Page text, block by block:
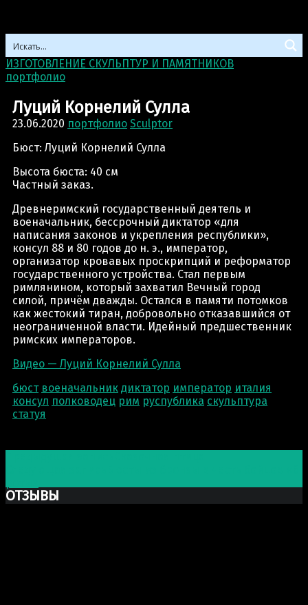
ИЗГОТОВЛЕНИЕ СКУЛЬПТУР И ПАМЯТНИКОВ
портфолио
Луций Корнелий Сулла
23.06.2020 портфолио Sculptor
Бюст: Луций Корнелий Сулла
Высота бюста: 40 см
Частный заказ.
Древнеримский государственный деятель и
военачальник, бессрочный диктатор «для
написания законов и укрепления республики»,
консул 88 и 80 годов до н. э., император,
организатор кровавых проскрипций и реформатор
государственного устройства. Стал первым
римлянином, который захватил Вечный город
силой, причём дважды. Остался в памяти потомков
как жестокий тиран, добровольно отказавшийся от
неограниченной власти. Идейный предшественник
римских императоров.
Видео — Луций Корнелий Сулла
бюст военачальник диктатор император италия
консул полководец рим руспублика скульптура
статуя
ОТЗЫВЫ